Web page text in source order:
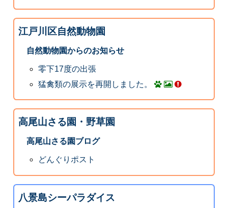
江戸川区自然動物園
自然動物園からのお知らせ
零下17度の出張
猛禽類の展示を再開しました。
高尾山さる園・野草園
高尾山さる園ブログ
どんぐりポスト
八景島シーパラダイス